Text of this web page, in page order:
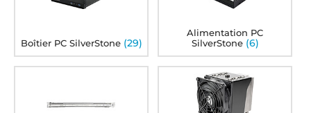
Boîtier PC SilverStone (29)
Alimentation PC
SilverStone (6)